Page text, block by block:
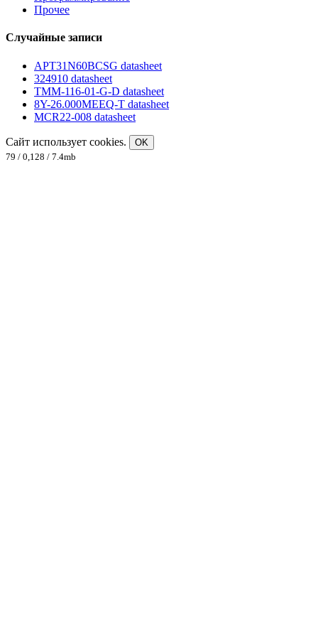
Прочее
Случайные записи
APT31N60BCSG datasheet
324910 datasheet
TMM-116-01-G-D datasheet
8Y-26.000MEEQ-T datasheet
MCR22-008 datasheet
Сайт использует cookies.
OK
79 / 0,128 / 7.4mb